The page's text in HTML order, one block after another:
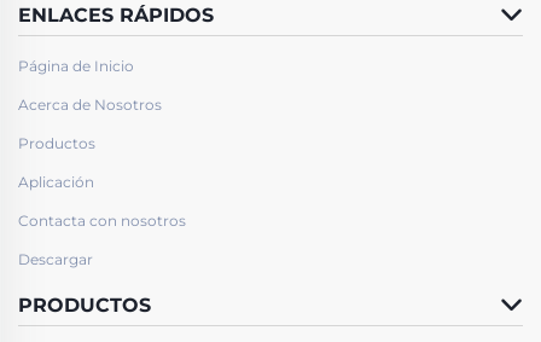
ENLACES RÁPIDOS
Página de Inicio
Acerca de Nosotros
Productos
Aplicación
Contacta con nosotros
Descargar
PRODUCTOS